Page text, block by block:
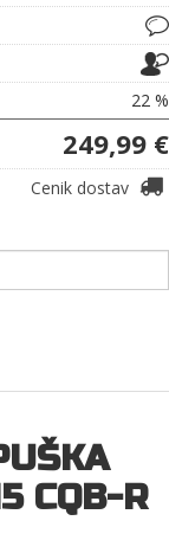
22 %
249,99 €
Cenik dostav
CQB-R